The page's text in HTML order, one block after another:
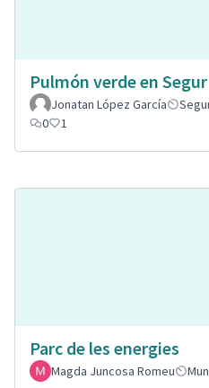
Pulmón verde en Segur
Jonatan López García
0
1
Parc de les energies
Magda Juncosa Romeu